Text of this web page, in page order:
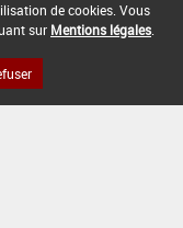
de cookies. Vous
sur Mentions légales